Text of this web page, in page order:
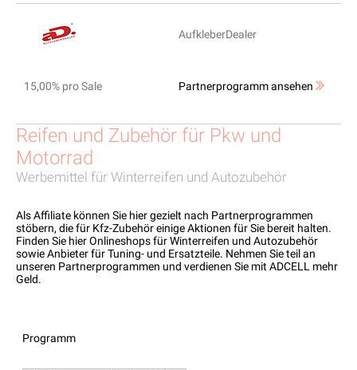
AufkleberDealer
15,00% pro Sale Partnerprogramm ansehen
Reifen und Zubehör für Pkw und
Motorrad
Werbemittel für Winterreifen und Autozubehör
Als Affiliate können Sie hier gezielt nach Partnerprogrammen
stöbern, die für Kfz-Zubehör einige Aktionen für Sie bereit halten.
Finden Sie hier Onlineshops für Winterreifen und Autozubehör
sowie Anbieter für Tuning- und Ersatzteile. Nehmen Sie teil an
unseren Partnerprogrammen und verdienen Sie mit ADCELL mehr
Geld.
Programm